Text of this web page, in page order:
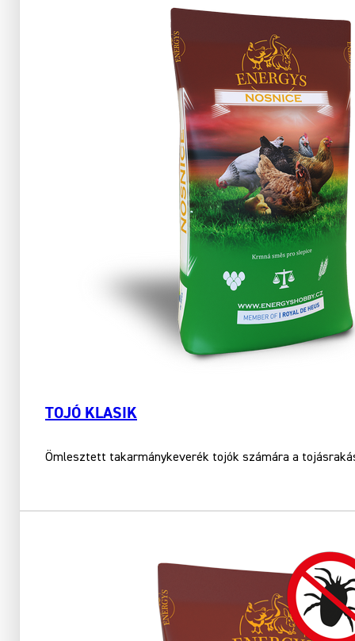
TOJÓ KLASIK
Ömlesztett takarmánykeverék tojók számára a